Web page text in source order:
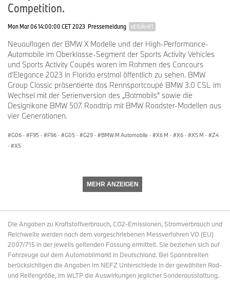
(marktabhängig), der Nothalte- sowie der Spurwechsel- und
ermöglicht es, automatisierte Ein- und Ausparkvorgänge sowie
komplette Rangiermanöver mit einer Länge von bis zu
200 Metern außerhalb des Fahrzeugs über die My BMW App mit
dem Apple iPhone zu steuern. Der Fahrer hat die Möglichkeit, das
jeweilige Manöver entweder im Fahrzeug oder von außen zu
steuern und dabei das Umfeld zu überwachen.
M typisches Bedienkonzept, neue digitale Dienste.
Das M spezifische Bedienkonzept umfasst die Setup-Taste für
den direkten Zugriff auf die Einstellungsoptionen für Motor,
Funktionsumfang der Fahrerassistenzsysteme. Nach einem Druck
auf die M Mode Taste auf der Mittelkonsole kann der Fahrer
zwischen den Einstellungen ROAD, SPORT und TRACK wählen.
Mit dem BMW iDrive der jüngsten Generation auf der Basis des
BMW Operating System 8 halten neben dem BMW Curved
Display mit M spezifischen Anzeigeinhalten auch neue digitale
Dienste Einzug in den BMW X5 M Competition und den
BMW X6 M Competition. Das serienmäßige BMW Live Cockpit
Professional umfasst auch das BMW Head-Up Display und das
cloudbasierte Navigationssystem BMW Maps einschließlich
Competition.
Mon Mar 06 14:00:00 CET 2023 Pressemeldung VERJÄHRT
Neuauflagen der BMW X Modelle und der High-Performance-
Automobile im Oberklasse-Segment der Sports Activity Vehicles
und Sports Activity Coupés waren im Rahmen des Concours
d’Elegance 2023 in Florida erstmal öffentlich zu sehen. BMW
Group Classic präsentierte das Rennsportcoupé BMW 3.0 CSL im
Wechsel mit der Serienversion des „Batmobils“ sowie die
Designikone BMW 507. Roadtrip mit BMW Roadster-Modellen aus
vier Generationen.
G06 · F95 · F96 · G05 · G29 · BMW M Automobile · X6 M · X6 · X5 M ·
Z4
·
X5
MEHR ANZEIGEN
Die Angaben zu Kraftstoffverbrauch, CO2-Emissionen, Stromverbrauch und
Reichweite werden nach dem vorgeschriebenen Messverfahren VO (EU)
2007/715 in der jeweils geltenden Fassung ermittelt. Sie beziehen sich auf
Fahrzeuge auf dem Automobilmarkt in Deutschland. Bei Spannbreiten
berücksichtigen die Angaben im NEFZ Unterschiede in der gewählten Rad-
und Reifengröße, im WLTP die Auswirkungen jeglicher Sonderausstattung.